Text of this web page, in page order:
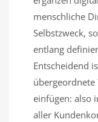
menschliche
Selbstzweck,
entlang
Entscheidend
einfügen: also
aller